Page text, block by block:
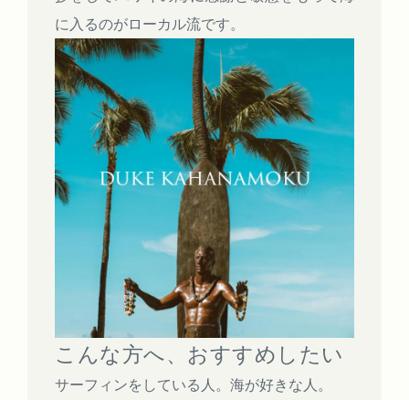
に入るのがローカル流です。
こんな方へ、おすすめしたい
サーフィンをしている人。海が好きな人。